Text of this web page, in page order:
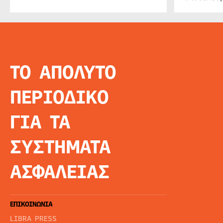
ΤΟ ΑΠΟΛΥΤΟ
ΠΕΡΙΟΔΙΚΟ
ΓΙΑ ΤΑ
ΣΥΣΤΗΜΑΤΑ
ΑΣΦΑΛΕΙΑΣ
ΕΠΙΚΟΙΝΩΝΙΑ
LIBRA PRESS